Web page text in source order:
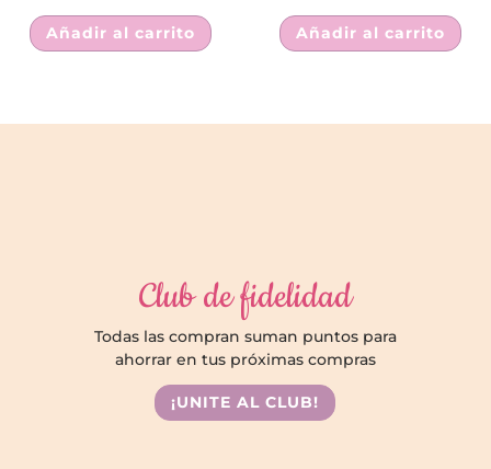
Añadir al carrito Añadir al carrito
Club de fidelidad
Todas las compran suman puntos para
ahorrar en tus próximas compras
¡UNITE AL CLUB!